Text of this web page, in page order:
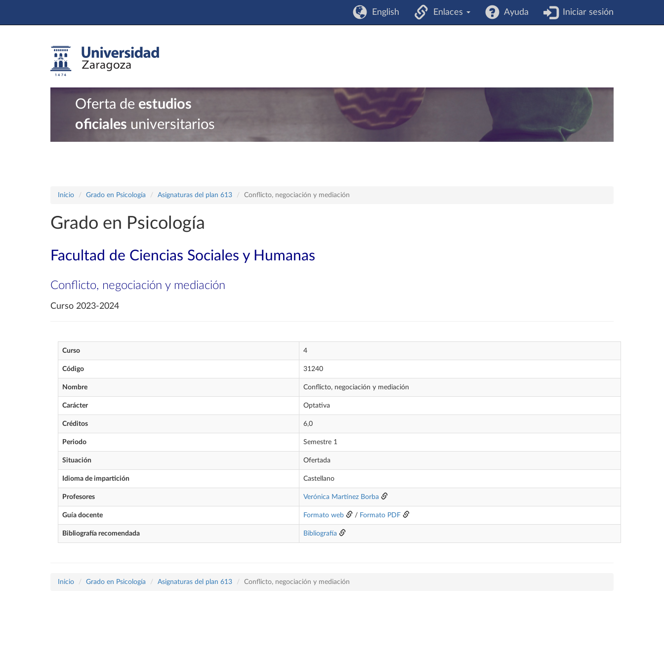
English Enlaces Ayuda Iniciar sesión
Oferta de estudios
oficiales universitarios
Inicio Grado en Psicología Asignaturas del plan 613 Conflicto, negociación y mediación
Grado en Psicología
Facultad de Ciencias Sociales y Humanas
Conflicto, negociación y mediación
Curso 2023-2024
Curso 4
Código 31240
Nombre Conflicto, negociación y mediación
Carácter Optativa
Créditos 6,0
Periodo Semestre 1
Situación Ofertada
Idioma de impartición Castellano
Profesores Verónica Martínez Borba
Guía docente Formato web / Formato PDF
Bibliografía recomendada Bibliografía
Inicio Grado en Psicología Asignaturas del plan 613 Conflicto, negociación y mediación